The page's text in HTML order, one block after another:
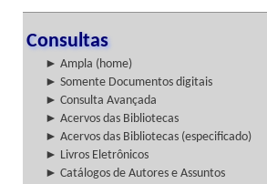
Consultas
► Ampla (home)
► Somente Documentos digitais
► Consulta Avançada
► Acervos das Bibliotecas
► Acervos das Bibliotecas (especificado)
► Livros Eletrônicos
► Catálogos de Autores e Assuntos